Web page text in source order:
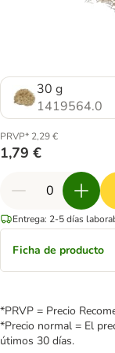
30 g
1419564.0
PRVP* 2,29 €
1,79 €
Entrega: 2-5 días
Ficha de producto
*PRVP = Precio
*Precio normal = El
útimos 30 días.